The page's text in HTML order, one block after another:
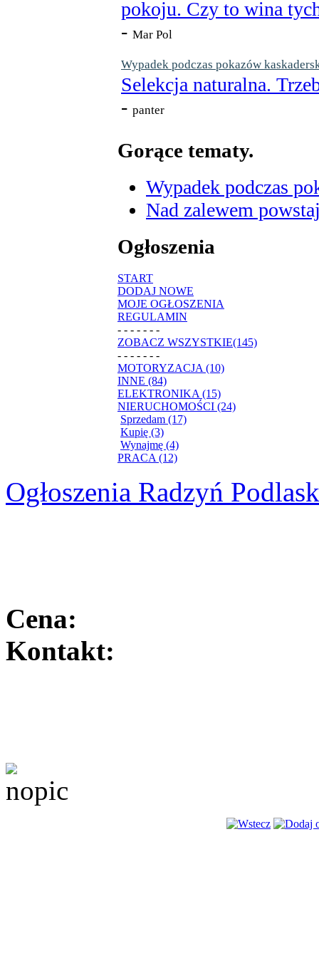
pokoju. Czy to wina
- Mar Pol
Wypadek podczas pokazów
Selekcja naturalna.
- panter
Gorące tematy.
Wypadek podczas
Nad zalewem
Ogłoszenia
START
DODAJ NOWE
MOJE OGŁOSZENIA
REGULAMIN
- - - - - - -
ZOBACZ WSZYSTKIE(145)
- - - - - - -
MOTORYZACJA (10)
INNE (84)
ELEKTRONIKA (15)
NIERUCHOMOŚCI (24)
Sprzedam (17)
Kupię (3)
Wynajmę (4)
PRACA (12)
Ogłoszenia Radzyń
Cena:
Kontakt: